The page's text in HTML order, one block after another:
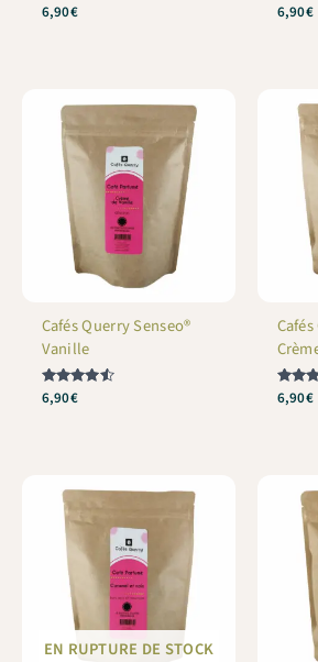
Note
4.73
6,90€
Note
5
6,90€
Cafés Querry Senseo®
Vanille
Note
4.5
6,90€
Note
6,90€
EN RUPTURE DE STOCK